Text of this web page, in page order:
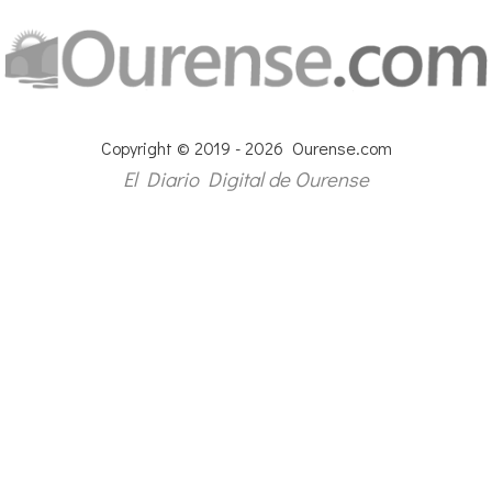
Copyright © 2019 - 2026 Ourense.com
El Diario Digital de Ourense